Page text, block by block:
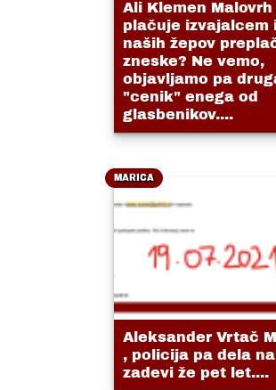
Ali Klemen Malovrh
plačuje izvajalcem
naših žepov
zneske? Ne vemo,
objavljamo pa
"cenik" enega od
glasbenikov....
MARICA
Aleksander Vrtač
, policija pa dela
zadevi že pet let....